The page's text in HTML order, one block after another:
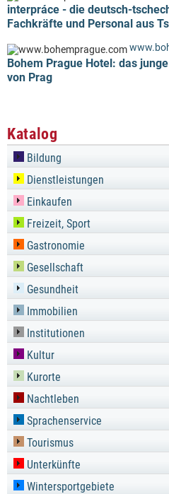
interpráce - die deutsch-
Fachkräfte und Personal aus
Bohem Prague Hotel: das
von Prag
Katalog
Bildung
Dienstleistungen
Einkaufen
Freizeit, Sport
Gastronomie
Gesellschaft
Gesundheit
Immobilien
Institutionen
Kultur
Kurorte
Nachtleben
Sprachenservice
Tourismus
Unterkünfte
Wintersportgebiete